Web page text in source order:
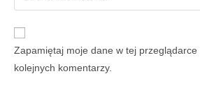
Zapamiętaj moje dane w tej
kolejnych komentarzy.